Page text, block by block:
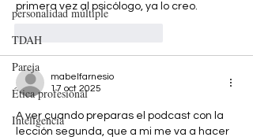
personalidad múltiple
TDAH
Pareja
Ética profesional
Inteligencia
primera vez al psicólogo, ya lo creo.
mabelfarnesio
17 oct 2025
A ver cuando preparas el podcast con la
lección segunda, que a mi me va a hacer